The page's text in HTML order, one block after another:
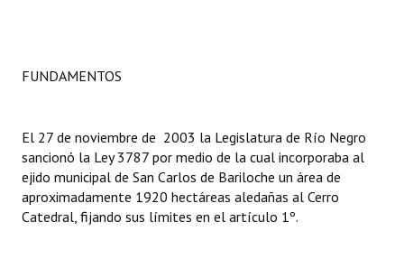
Periodistas Decanos - Registro
Banca del Vecino - Registro
Huéspedes de Honor - Registro
Antiguos Pobladores - Registro
FUNDAMENTOS
El 27 de noviembre de 2003 la Legislatura de Río Negro
sancionó la Ley 3787 por medio de la cual incorporaba al
ejido municipal de San Carlos de Bariloche un área de
aproximadamente 1920 hectáreas aledañas al Cerro
Catedral, fijando sus límites en el artículo 1º.